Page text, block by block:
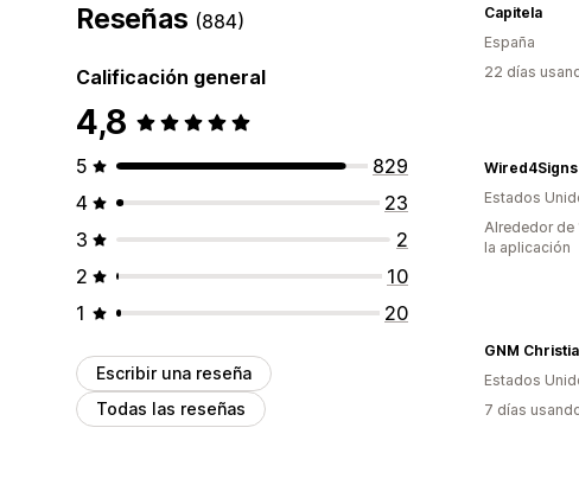
Reseñas (884)
Calificación general
4,8
5
829
4
23
3
2
2
10
1
20
Escribir una reseña
Todas las reseñas
Capitela
España
22 días
Wired4Signs
Estados
Alrededor de
la aplicación
Estados
7 días